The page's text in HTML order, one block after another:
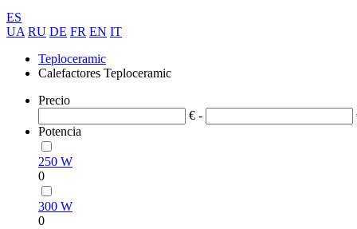
ES
UA RU DE FR EN IT
Teploceramic
Calefactores Teploceramic
Precio
€ -
Potencia
250 W
0
300 W
0